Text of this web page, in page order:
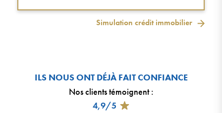
Simulation crédit immobilier
ILS NOUS ONT DÉJÀ FAIT CONFIANCE
Nos clients témoignent:
4,9/5